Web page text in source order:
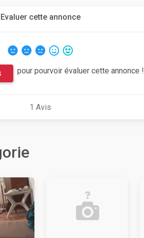
Evaluer cette annonce
pour pourvoir évaluer cette annonce !
1 Avis